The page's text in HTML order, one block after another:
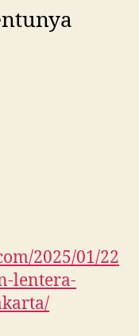
2025/01/22
lentera-